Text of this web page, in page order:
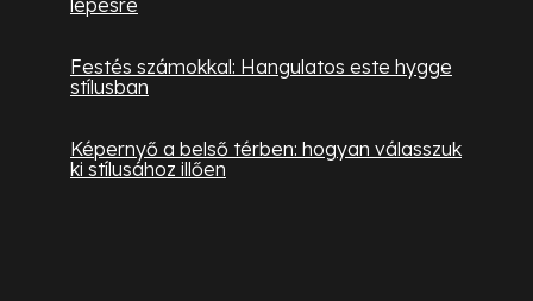
lépésre
Festés számokkal: Hangulatos este hygge
stílusban
Képernyő a belső térben: hogyan válasszuk
ki stílusához illően